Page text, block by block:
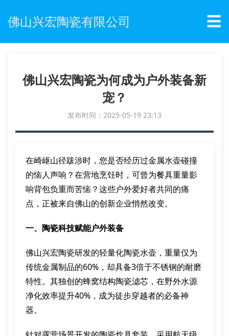
佛山兴宏陶瓷有限公司 ☰
佛山兴宏陶瓷为何成为户外装备新
宠？
发布时间：2025-05-19 23:13
在崎岖山径跋涉时，您是否经历过金属水壶碰撞
的恼人声响？在营地烹饪时，可曾为餐具重量影
响背包负重而苦恼？这些户外爱好者共同的痛
点，正被来自佛山的创新企业悄然改变。
一、陶瓷科技赋能户外装备
佛山兴宏陶瓷研发的轻量化陶瓷水壶，重量仅为
传统金属制品的60%，却具备3倍于不锈钢的耐磨
特性。其独创的蜂窝结构陶瓷滤芯，在野外水源
净化效率提升40%，成为徒步穿越者的必备神
器。